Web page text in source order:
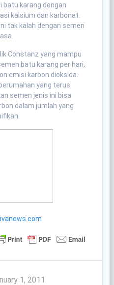
batu karang dengan
kalsium dan karbonat.
tak kalah dengan semen
Constanz yang mampu
batu karang per hari,
emisi karbon dioksida.
yang terus
semen jenis ini bisa
dalam jumlah yang
1, 2011